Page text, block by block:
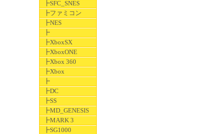
┣SFC_SNES
┣ファミコン
┣NES
┣
┣XboxSX
┣XboxONE
┣Xbox 360
┣Xbox
┣
┣DC
┣SS
┣MD_GENESIS
┣MARK 3
┣SG1000